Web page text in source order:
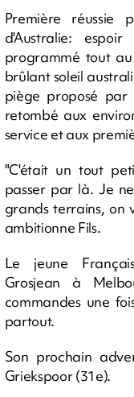
Première réussie
d'Australie:
programmé tout
brûlant soleil
piège proposé par
retombé aux
service et aux
"C'était un tout
passer par là. Je
grands terrains, on
ambitionne Fils.
Le jeune
Grosjean à
commandes une
partout.
Son prochain
Griekspoor (31e).